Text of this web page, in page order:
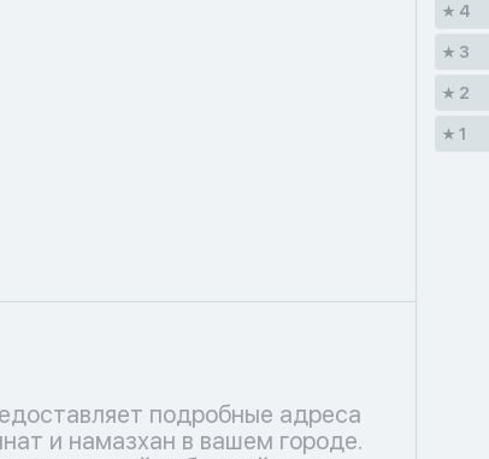
подробные адреса
и намазхан в вашем городе.
4
3
2
1